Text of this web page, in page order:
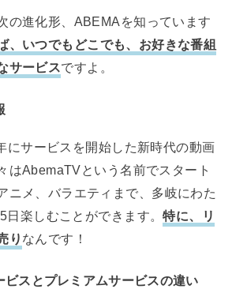
の進化形、ABEMAを知っています
、いつでもどこでも、お好きな番組
サービスですよ。
にサービスを開始した新時代の動画
はAbemaTVという名前でスタート
ニメ、バラエティまで、多岐にわた
日楽しむことができます。特に、リ
り なんです！
スとプレミアムサービスの違い